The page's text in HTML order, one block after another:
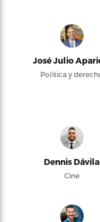
José Julio
Política y
Dennis Dávila
Cine